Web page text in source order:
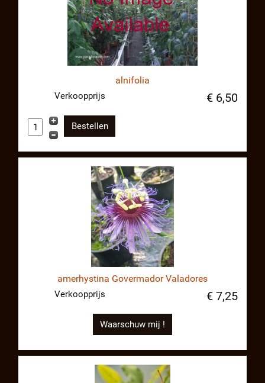
alnifolia
Verkoopprijs € 6,50
amerhystina Govermador Valadores
Verkoopprijs € 7,25
Waarschuw mij !